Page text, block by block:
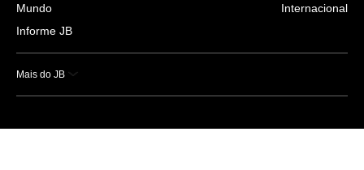
Mundo
Informe JB
Internacional
Mais do JB
Esportes